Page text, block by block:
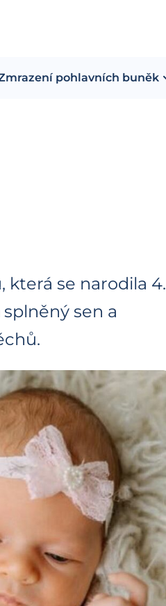
pohlavních buněk
která se narodila 4.
sen a